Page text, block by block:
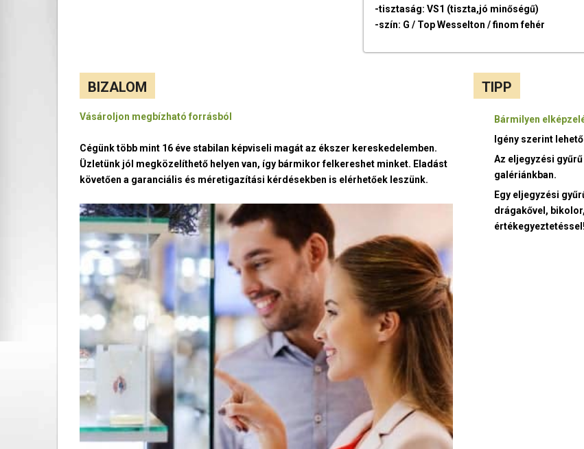
-tisztaság: VS1 (tiszta,jó minőségű)
-szín: G / Top Wesselton / finom fehér
BIZALOM
Vásároljon megbízható forrásból
Cégünk több mint 16 éve stabilan képviseli magát az ékszer kereskedelemben.
Üzletünk jól megközelíthető helyen van, így bármikor felkereshet minket. Eladást
követően a garanciális és méretigazítási kérdésekben is elérhetőek leszünk.
TIPP
Bármilyen
Igény szerint
Az eljegyzési
galériánkban.
Egy eljegyzési
drágakővel,
értékegyeztetéssel!